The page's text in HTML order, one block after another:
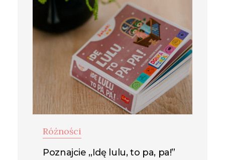
Różności
Poznajcie ,,Idę lulu, to pa, pa!”